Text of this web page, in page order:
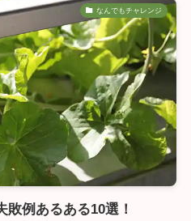
なんでもチャレンジ
例あるある10選！